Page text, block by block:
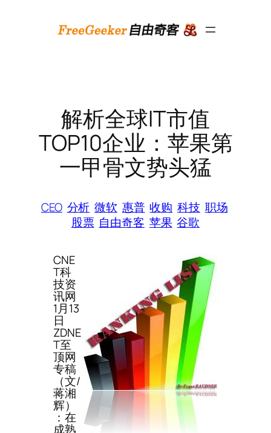
解析全球IT市值
TOP10企业：苹果第
一甲骨文势头猛
CEO 分析 微软 惠普 收购 科技 职场
股票 自由奇客 苹果 谷歌
CNE
T科
技资
讯网
1月13
日
ZDNE
T至
顶网
专稿
（文/
蒋湘
辉）
：在
成熟